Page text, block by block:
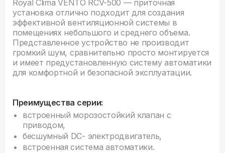
Royal Clima VENTO RCV-500 — приточная
установка отлично подходит для создания
эффективной вентиляционной системы в
помещениях небольшого и среднего объема.
Представленное устройство не производит
громкий шум, сравнительно просто монтируется
и имеет предустановленную систему автоматики
для комфортной и безопасной эксплуатации.
Преимущества серии:
встроенный морозостойкий клапан с
приводом,
бесшумный DC- электродвигатель,
встроенная система автоматики.